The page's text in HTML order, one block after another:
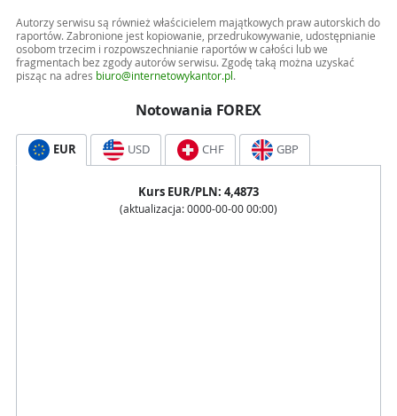
Autorzy serwisu są również właścicielem majątkowych praw autorskich do
raportów. Zabronione jest kopiowanie, przedrukowywanie, udostępnianie
osobom trzecim i rozpowszechnianie raportów w całości lub we
fragmentach bez zgody autorów serwisu. Zgodę taką można uzyskać
pisząc na adres biuro@internetowykantor.pl .
Notowania FOREX
EUR USD CHF GBP
Kurs EUR/PLN: 4,4873
(aktualizacja: 0000-00-00 00:00)